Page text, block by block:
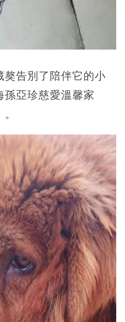
獒告別了陪伴它的小
孫亞珍慈愛溫馨家